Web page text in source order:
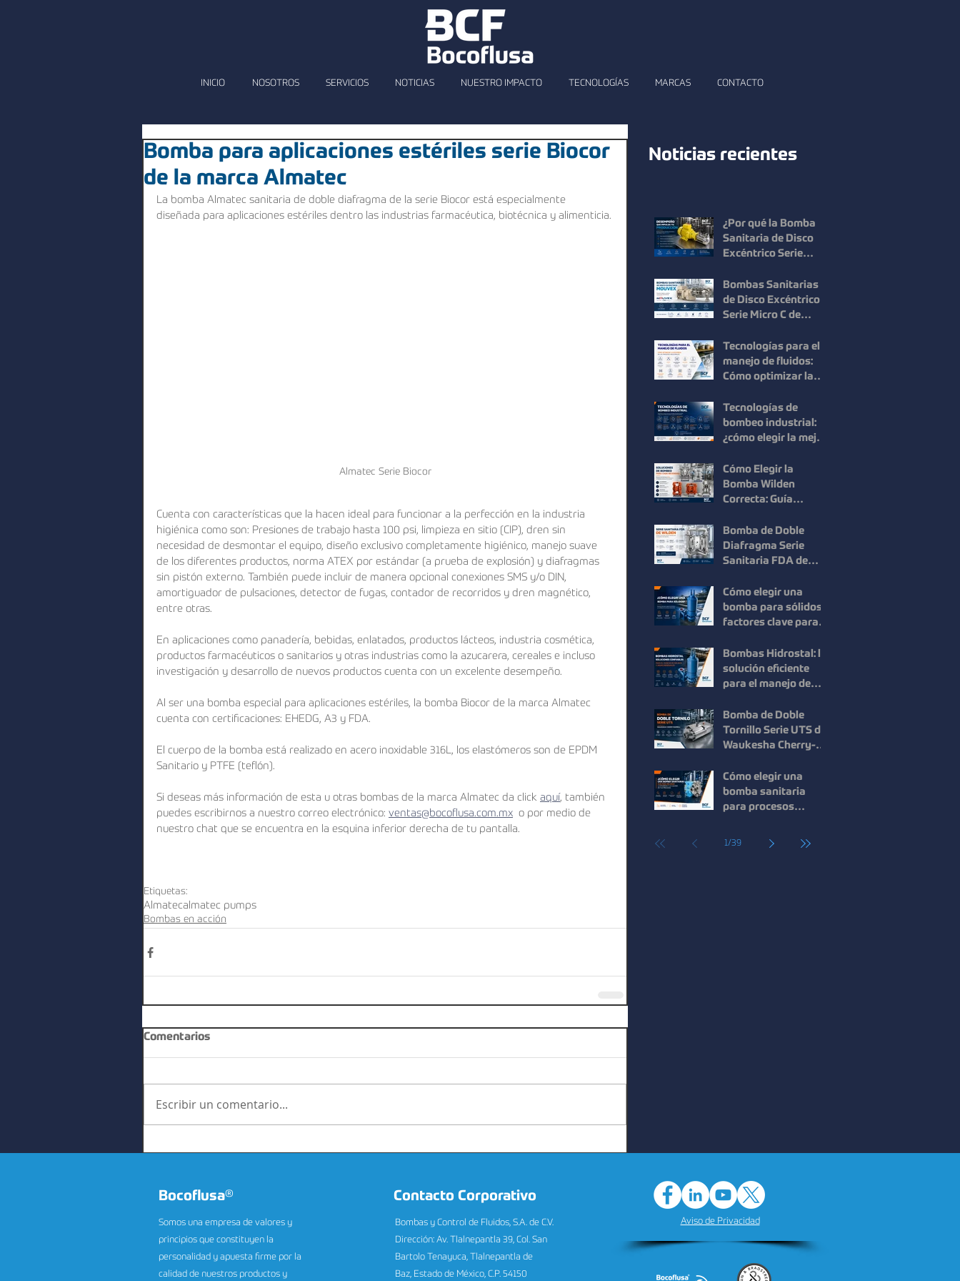
INICIO NOSOTROS SERVICIOS NOTICIAS NUESTRO IMPACTO TECNOLOGÍAS MARCAS CONTACTO
Bomba para aplicaciones estériles serie Biocor
de la marca Almatec
La bomba Almatec sanitaria de doble diafragma de la serie Biocor está especialmente
diseñada para aplicaciones estériles dentro las industrias farmacéutica, biotécnica y alimenticia.
Almatec Serie Biocor
Cuenta con características que la hacen ideal para funcionar a la perfección en la industria
higiénica como son: Presiones de trabajo hasta 100 psi, limpieza en sitio (CIP), dren sin
necesidad de desmontar el equipo, diseño exclusivo completamente higiénico, manejo suave
de los diferentes productos, norma ATEX por estándar (a prueba de explosión) y diafragmas
sin pistón externo. También puede incluir de manera opcional conexiones SMS y/o DIN,
amortiguador de pulsaciones, detector de fugas, contador de recorridos y dren magnético,
entre otras.
En aplicaciones como panadería, bebidas, enlatados, productos lácteos, industria cosmética,
productos farmacéuticos o sanitarios y otras industrias como la azucarera, cereales e incluso
investigación y desarrollo de nuevos productos cuenta con un excelente desempeño.
Al ser una bomba especial para aplicaciones estériles, la bomba Biocor de la marca Almatec
cuenta con certificaciones: EHEDG, A3 y FDA.
El cuerpo de la bomba está realizado en acero inoxidable 316L, los elastómeros son de EPDM
Sanitario y PTFE (teflón).
Si deseas más información de esta u otras bombas de la marca Almatec da click aquí, también
puedes escribirnos a nuestro correo electrónico: ventas@bocoflusa.com.mx
  o por medio de
nuestro chat que se encuentra en la esquina inferior derecha de tu pantalla.
Etiquetas:
Almatecalmatec pumps
Bombas en acción
Comentarios
Escribir un comentario...
Noticias recientes
¿Por qué la Bomba
Sanitaria de Disco
Excéntrico Serie
ofrece un desempeño
superior?
Bombas Sanitarias
de Disco Excéntrico
Serie Micro C de
Higiene y Máxima
Recuperación del
Producto
Tecnologías para el
manejo de fluidos:
Cómo optimizar la
procesos
industriales
Tecnologías de
bombeo industrial:
¿cómo elegir la mejor
proceso?
Cómo Elegir la
Bomba Wilden
Correcta: Guía
Selección Inteligente
Bomba de Doble
Diafragma Serie
Sanitaria FDA de
Higiene y
Confiabilidad para
Procesos
Cómo elegir una
bomba para sólidos:
factores clave para
en procesos
industriales
Bombas Hidrostal: la
solución eficiente
para el manejo de
residuales
Bomba de Doble
Tornillo Serie UTS de
Waukesha Cherry-
Eficiencia para el
Manejo de Fluidos de
Alta Viscosidad
Cómo elegir una
bomba sanitaria
para procesos
para mejorar la
1/39
Bocoflusa®
Somos una empresa de valores y
principios que constituyen la
personalidad y apuesta firme por la
calidad de nuestros productos y
Contacto Corporativo
Bombas y Control de Fluidos, S.A. de C.V.
Dirección: Av. Tlalnepantla 39, Col. San
Bartolo Tenayuca, Tlalnepantla de
Baz, Estado de México, C.P. 54150
Aviso de Privacidad